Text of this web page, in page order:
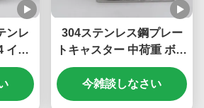
ンレ
イン
医療
査車
304ステンレス鋼プレー
トキャスター 中荷重 ボー
ルキャスターホイール シ
ングル 3インチ ロック可
能 リジッド スイベル ナ
今雑談しなさい